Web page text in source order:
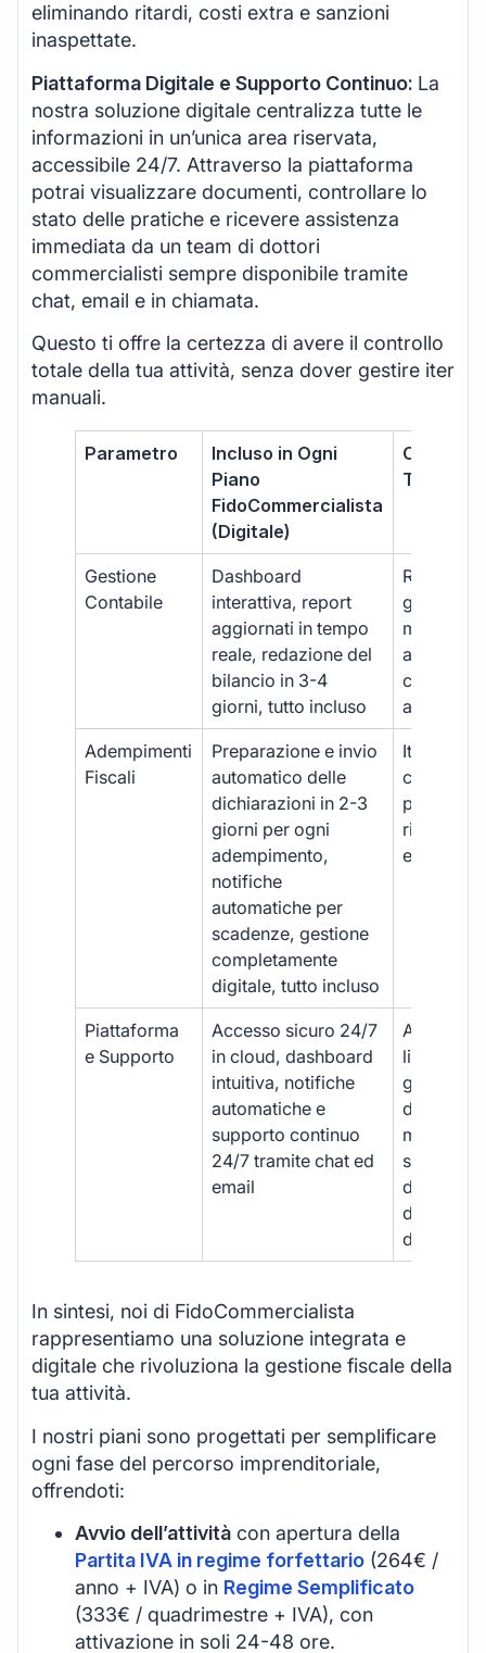
eliminando ritardi, costi extra e sanzioni
inaspettate.
Piattaforma Digitale e Supporto Continuo: La
nostra soluzione digitale centralizza tutte le
informazioni in un’unica area riservata,
accessibile 24/7. Attraverso la piattaforma
potrai visualizzare documenti, controllare lo
stato delle pratiche e ricevere assistenza
immediata da un team di dottori
commercialisti sempre disponibile tramite
chat, email e in chiamata.
Questo ti offre la certezza di avere il controllo
totale della tua attività, senza dover gestire iter
manuali.
Parametro
Incluso in Ogni
Piano
FidoCommercialista
(Digitale)
Gestione
Contabile
Dashboard
interattiva, report
aggiornati in tempo
reale, redazione del
bilancio in 3-4
giorni, tutto incluso
Report
gestione
manuale,
con
aggiuntivi
Adempimenti
Fiscali
Preparazione e invio
automatico delle
dichiarazioni in 2-3
giorni per ogni
adempimento,
notifiche
automatiche per
scadenze, gestione
completamente
digitale, tutto incluso
Iter
costi
per ogni
rischio di
e
Piattaforma
e Supporto
Accesso sicuro 24/7
in cloud, dashboard
intuitiva, notifiche
automatiche e
supporto continuo
24/7 tramite chat ed
email
Accesso
limitato,
gestione
manuale,
supporto
durante
d’ufficio.
In sintesi, noi di FidoCommercialista
rappresentiamo una soluzione integrata e
digitale che rivoluziona la gestione fiscale della
tua attività.
I nostri piani sono progettati per semplificare
ogni fase del percorso imprenditoriale,
offrendoti:
Avvio dell’attività con apertura della
Partita IVA in regime forfettario (264€ /
anno + IVA) o in Regime Semplificato
(333€ / quadrimestre + IVA), con
attivazione in soli 24-48 ore.